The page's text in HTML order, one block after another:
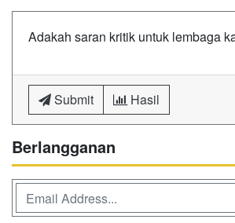
Adakah saran kritik untuk lembaga
Submit Hasil
Berlangganan